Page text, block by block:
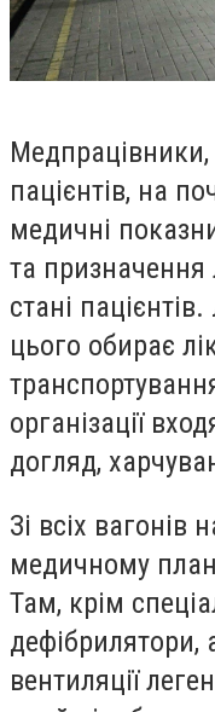
пацієнтів, на
медичні
та призначення
стані
цього обирає
організації
догляд,
Зі всіх
медичному
Там, крім
дефібрилятори,
вентиляції